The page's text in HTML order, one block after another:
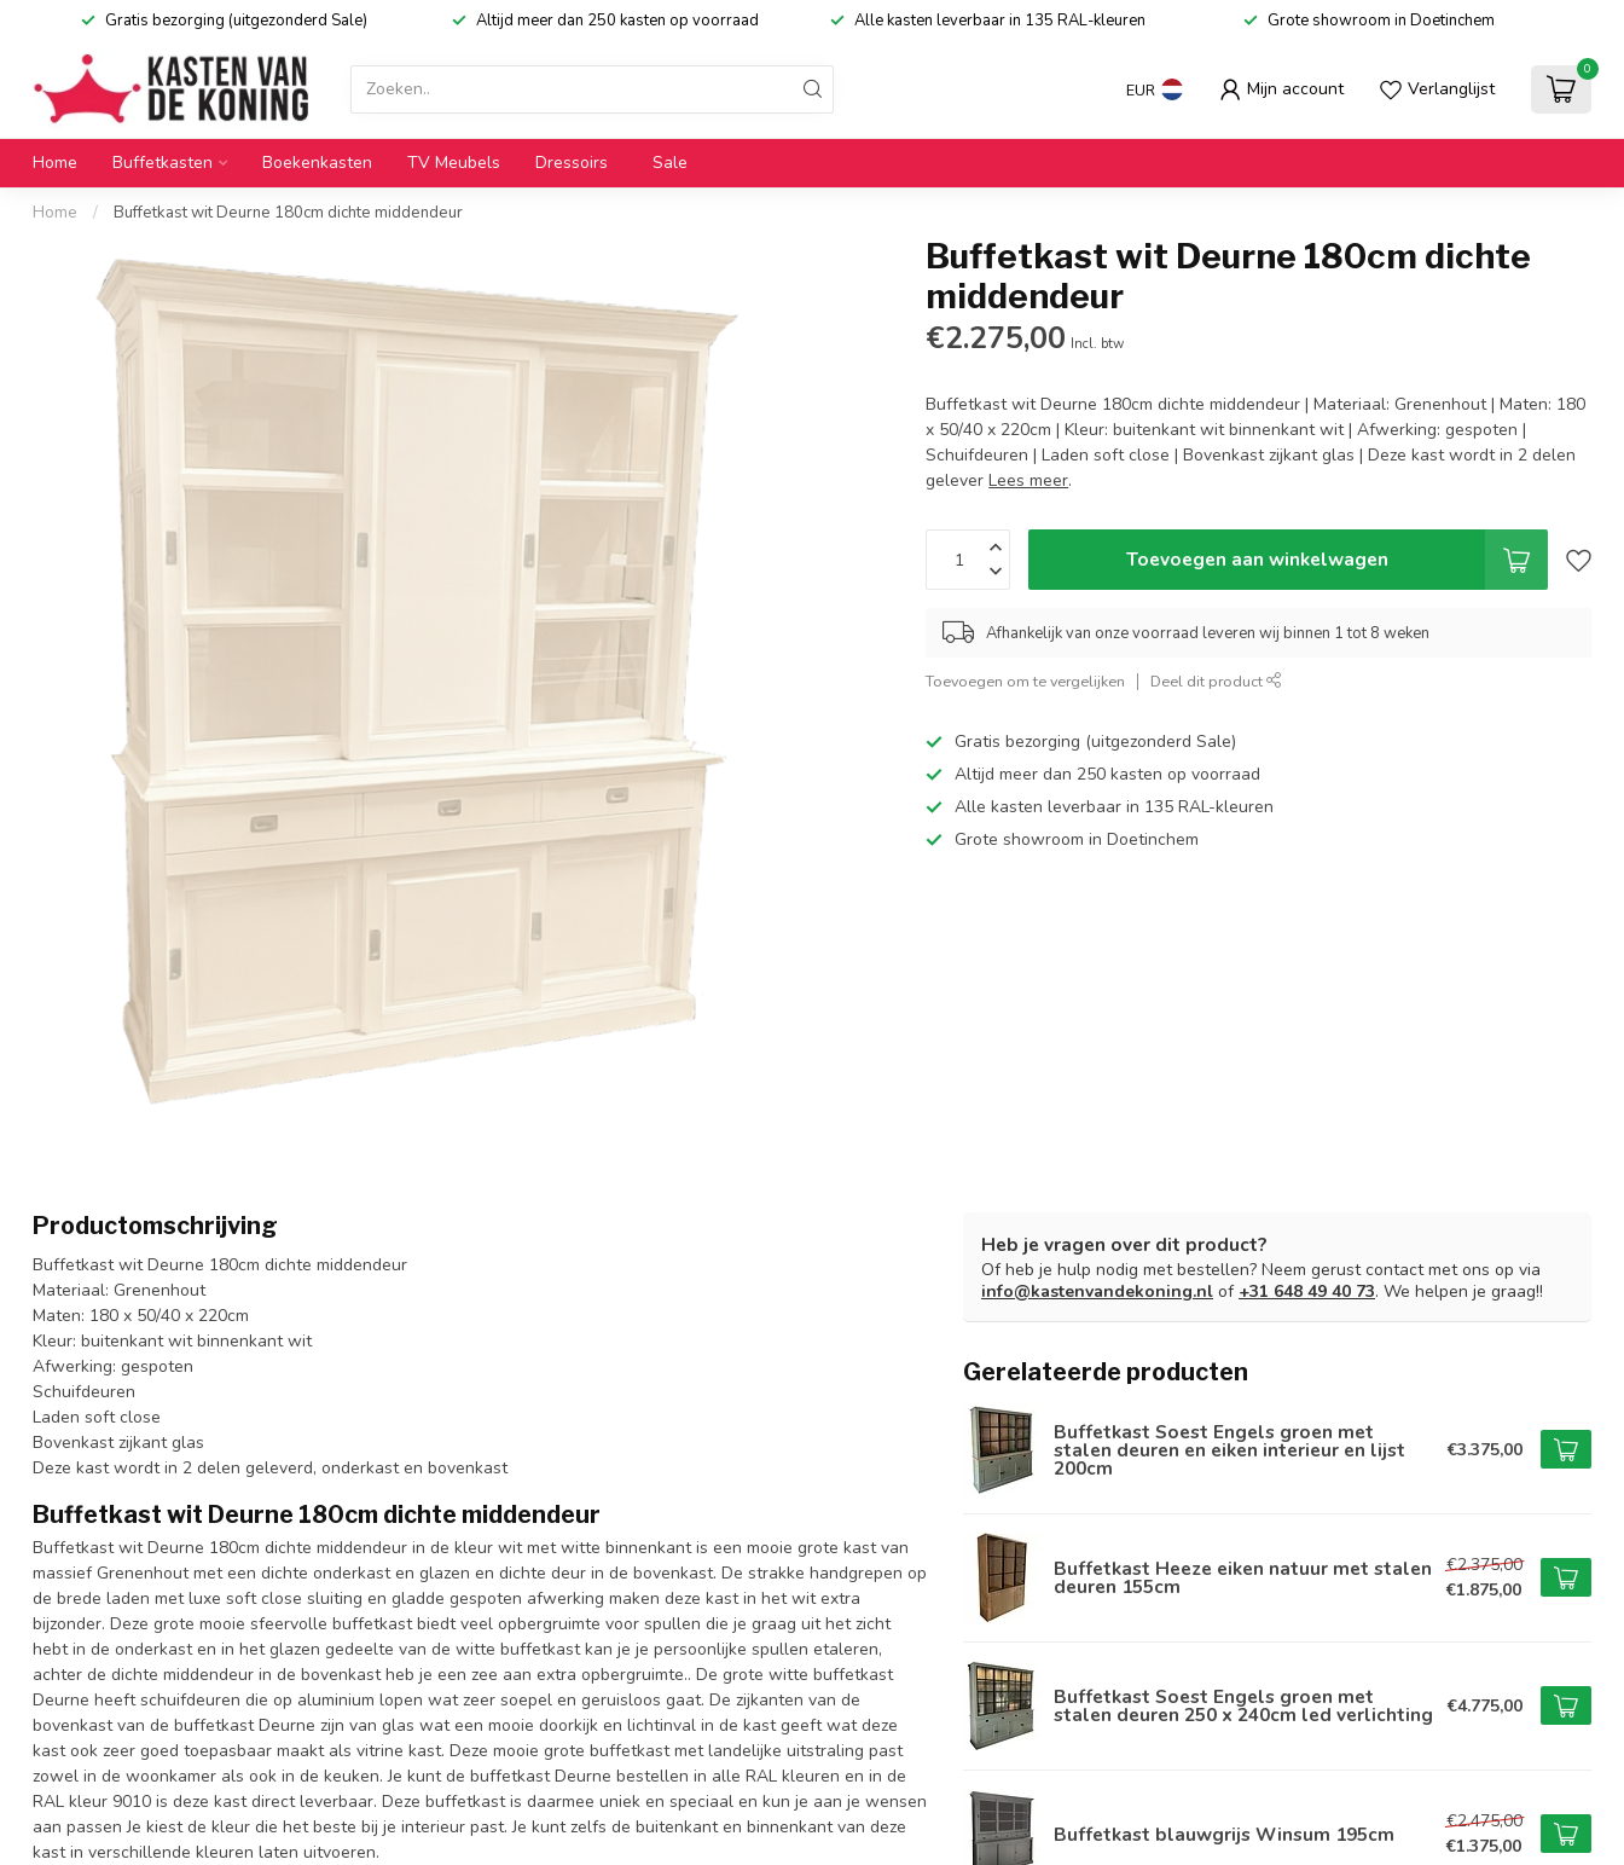
Gratis bezorging (uitgezonderd Sale) Altijd meer dan 250 kasten op voorraad Alle kasten leverbaar in 135 RAL-kleuren Grote showroom in Doetinchem
EUR Mijn account Verlanglijst
0
Home Buffetkasten Boekenkasten TV Meubels Dressoirs Sale
Home / Buffetkast wit Deurne 180cm dichte middendeur
Buffetkast wit Deurne 180cm dichte
middendeur
€2.275,00 Incl. btw
Buffetkast wit Deurne 180cm dichte middendeur | Materiaal: Grenenhout | Maten: 180
x 50/40 x 220cm | Kleur: buitenkant wit binnenkant wit | Afwerking: gespoten |
Schuifdeuren | Laden soft close | Bovenkast zijkant glas | Deze kast wordt in 2 delen
geleverLees meer.
Toevoegen aan winkelwagen
Afhankelijk van onze voorraad leveren wij binnen 1 tot 8 weken
Toevoegen om te vergelijken Deel dit product
Gratis bezorging (uitgezonderd Sale)
Altijd meer dan 250 kasten op voorraad
Alle kasten leverbaar in 135 RAL-kleuren
Grote showroom in Doetinchem
Productomschrijving
Buffetkast wit Deurne 180cm dichte middendeur
Materiaal: Grenenhout
Maten: 180 x 50/40 x 220cm
Kleur: buitenkant wit binnenkant wit
Afwerking: gespoten
Schuifdeuren
Laden soft close
Bovenkast zijkant glas
Deze kast wordt in 2 delen geleverd, onderkast en bovenkast
Buffetkast wit Deurne 180cm dichte middendeur
Buffetkast wit Deurne 180cm dichte middendeur in de kleur wit met witte binnenkant is een mooie grote kast van
massief Grenenhout met een dichte onderkast en glazen en dichte deur in de bovenkast. De strakke handgrepen op
de brede laden met luxe soft close sluiting en gladde gespoten afwerking maken deze kast in het wit extra
bijzonder. Deze grote mooie sfeervolle buffetkast biedt veel opbergruimte voor spullen die je graag uit het zicht
hebt in de onderkast en in het glazen gedeelte van de witte buffetkast kan je je persoonlijke spullen etaleren,
achter de dichte middendeur in de bovenkast heb je een zee aan extra opbergruimte.. De grote witte buffetkast
Deurne heeft schuifdeuren die op aluminium lopen wat zeer soepel en geruisloos gaat. De zijkanten van de
bovenkast van de buffetkast Deurne zijn van glas wat een mooie doorkijk en lichtinval in de kast geeft wat deze
kast ook zeer goed toepasbaar maakt als vitrine kast. Deze mooie grote buffetkast met landelijke uitstraling past
zowel in de woonkamer als ook in de keuken. Je kunt de buffetkast Deurne bestellen in alle RAL kleuren en in de
RAL kleur 9010 is deze kast direct leverbaar. Deze buffetkast is daarmee uniek en speciaal en kun je aan je wensen
aan passen Je kiest de kleur die het beste bij je interieur past. Je kunt zelfs de buitenkant en binnenkant van deze
kast in verschillende kleuren laten uitvoeren.
Heb je vragen over dit product?
Of heb je hulp nodig met bestellen? Neem gerust contact met ons op via
info@kastenvandekoning.nl of +31 648 49 40 73. We helpen je graag!!
Gerelateerde producten
Buffetkast Soest Engels groen met
stalen deuren en eiken interieur en lijst
200cm
€3.375,00
Buffetkast Heeze eiken natuur met stalen
deuren 155cm
€2.375,00
€1.875,00
Buffetkast Soest Engels groen met
stalen deuren 250 x 240cm led verlichting €4.775,00
Buffetkast blauwgrijs Winsum 195cm
€2.475,00
€1.375,00